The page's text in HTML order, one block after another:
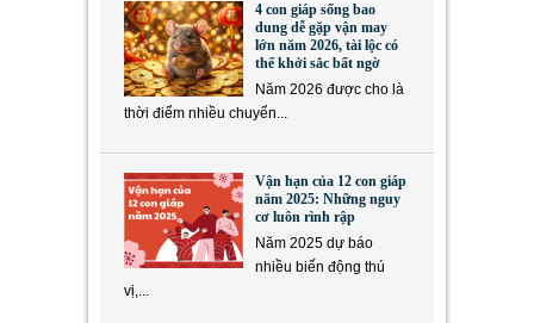
4 con giáp sống bao
dung dễ gặp vận may
lớn năm 2026, tài lộc có
thể khởi sắc bất ngờ
Năm 2026 được cho là
thời điểm nhiều chuyển...
Vận hạn của 12 con giáp
năm 2025: Những nguy
cơ luôn rình rập
Năm 2025 dự báo
nhiều biến động thú
vị,...